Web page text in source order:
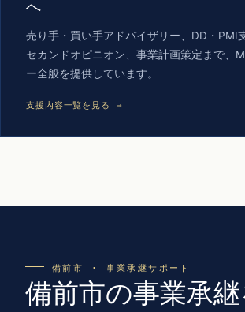
へ
売り手・買い手アドバイザリー、DD・PMI
セカンドオピニオン、事業計画策定まで、
ー全般を提供しています。
支援内容一覧を見る →
備前市 · 事業承継サポート
備前市の事業承継